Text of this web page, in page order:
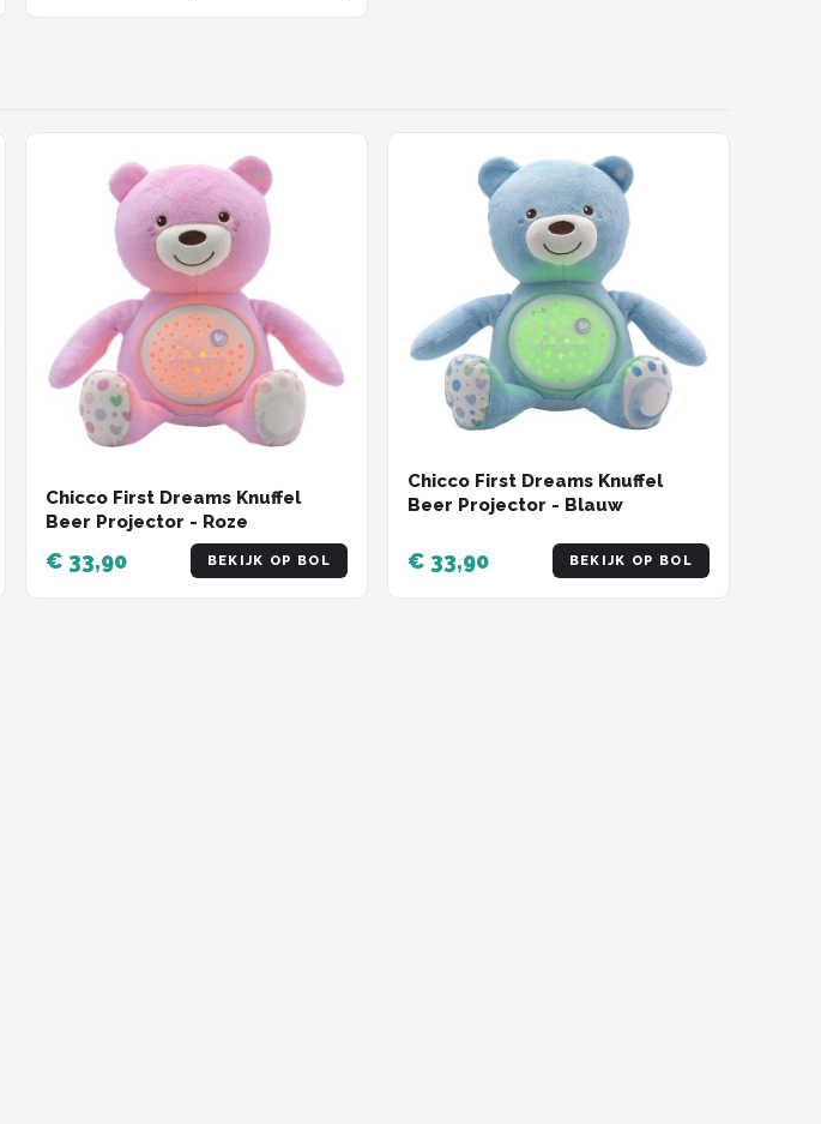
Chicco First Dreams Knuffel
Beer Projector - Roze
€ 33,90 BEKIJK OP BOL
Chicco First Dreams Knuffel
Beer Projector - Blauw
€ 33,90 BEKIJK OP BOL